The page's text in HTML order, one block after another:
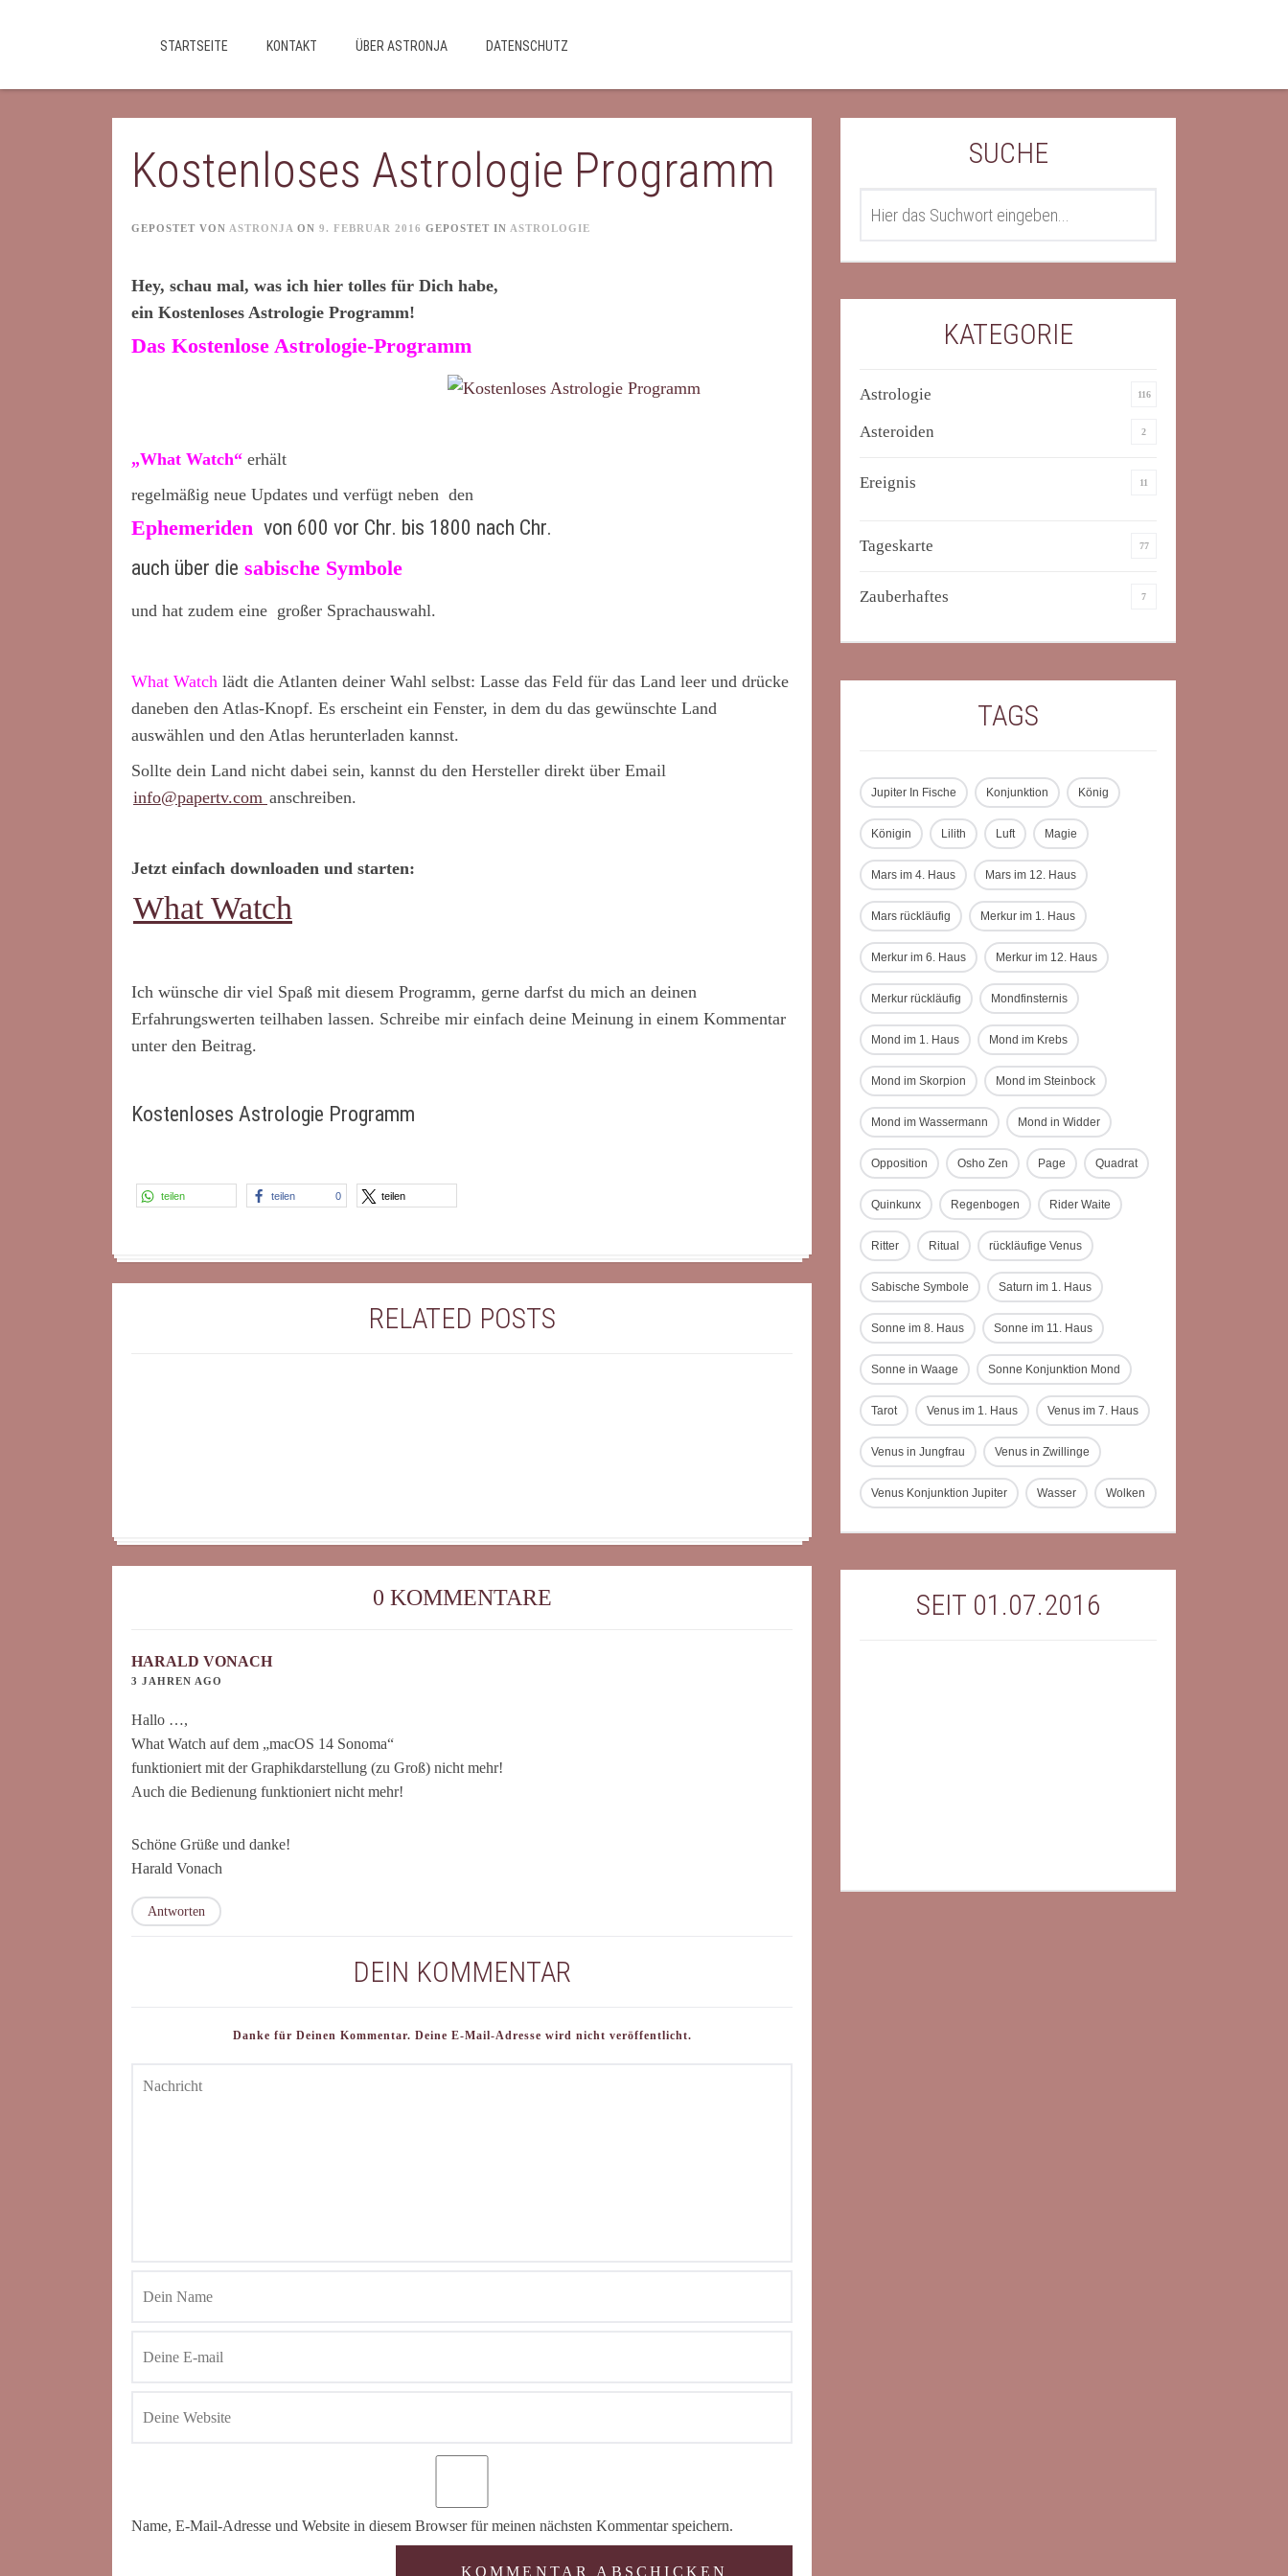
content
STARTSEITE KONTAKT ÜBER ASTRONJA DATENSCHUTZ
Kostenloses Astrologie Programm
GEPOSTET VON ASTRONJA ON 9. FEBRUAR 2016 GEPOSTET IN ASTROLOGIE
Hey, schau mal, was ich hier tolles für Dich habe,
ein Kostenloses Astrologie Programm!
Das Kostenlose Astrologie-Programm
„What Watch“ erhält
regelmäßig neue Updates und verfügt neben den
Ephemeriden von 600 vor Chr. bis 1800 nach Chr.
auch über die sabische Symbole
und hat zudem eine großer Sprachauswahl.
What Watch lädt die Atlanten deiner Wahl selbst: Lasse das Feld für das Land leer und drücke
daneben den Atlas-Knopf. Es erscheint ein Fenster, in dem du das gewünschte Land
auswählen und den Atlas herunterladen kannst.
Sollte dein Land nicht dabei sein, kannst du den Hersteller direkt über Email
info@papertv.com anschreiben.
Jetzt einfach downloaden und starten:
What Watch
Ich wünsche dir viel Spaß mit diesem Programm, gerne darfst du mich an deinen
Erfahrungswerten teilhaben lassen. Schreibe mir einfach deine Meinung in einem Kommentar
unter den Beitrag.
Kostenloses Astrologie Programm
teilen teilen 0 teilen
RELATED POSTS
0 KOMMENTARE
HARALD VONACH
3 JAHREN AGO
Hallo …,
What Watch auf dem „macOS 14 Sonoma“
funktioniert mit der Graphikdarstellung (zu Groß) nicht mehr!
Auch die Bedienung funktioniert nicht mehr!
Schöne Grüße und danke!
Harald Vonach
Antworten
DEIN KOMMENTAR
Danke für Deinen Kommentar. Deine E-Mail-Adresse wird nicht veröffentlicht.
Name, E-Mail-Adresse und Website in diesem Browser für meinen nächsten Kommentar speichern.
SUCHE
KATEGORIE
Astrologie 116
Asteroiden 2
Ereignis 11
Tageskarte 77
Zauberhaftes 7
TAGS
Jupiter In Fische Konjunktion König
Königin Lilith Luft Magie
Mars im 4. Haus Mars im 12. Haus
Mars rückläufig Merkur im 1. Haus
Merkur im 6. Haus Merkur im 12. Haus
Merkur rückläufig Mondfinsternis
Mond im 1. Haus Mond im Krebs
Mond im Skorpion Mond im Steinbock
Mond im Wassermann Mond in Widder
Opposition Osho Zen Page Quadrat
Quinkunx Regenbogen Rider Waite
Ritter Ritual rückläufige Venus
Sabische Symbole Saturn im 1. Haus
Sonne im 8. Haus Sonne im 11. Haus
Sonne in Waage Sonne Konjunktion Mond
Tarot Venus im 1. Haus Venus im 7. Haus
Venus in Jungfrau Venus in Zwillinge
Venus Konjunktion Jupiter Wasser Wolken
SEIT 01.07.2016